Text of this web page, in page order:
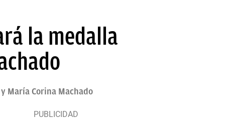
la medalla
María Corina Machado